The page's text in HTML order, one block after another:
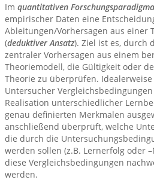
Im quantitativen Forschungsparadigma
empirischer Daten eine
Ableitungen/Vorhersagen aus einer
(deduktiver Ansatz). Ziel ist es, durch
zentraler Vorhersagen aus einem
Theoriemodell, die Gültigkeit oder
Theorie zu überprüfen.
Untersucher
Realisation unterschiedlicher
genau definierten Merkmalen
anschließend überprüft, welche
die durch die
werden sollen (z.B. Lernerfolg oder
diese Vergleichsbedingungen
werden.